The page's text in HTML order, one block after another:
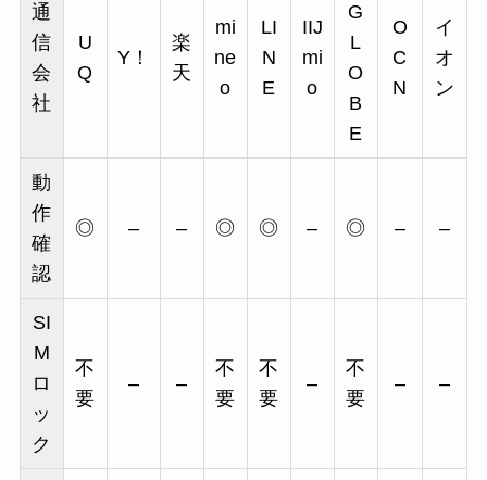
通
信
会
社
U
Q
Y！
楽
天
mi
ne
o
LI
N
E
IIJ
mi
o
G
L
O
B
E
O
C
N
イ
オ
ン
動
作
確
認
◎ – – ◎ ◎ – ◎ – –
SI
M
ロ
ッ
ク
不
要
– –
不
要
不
要
–
不
要
– –